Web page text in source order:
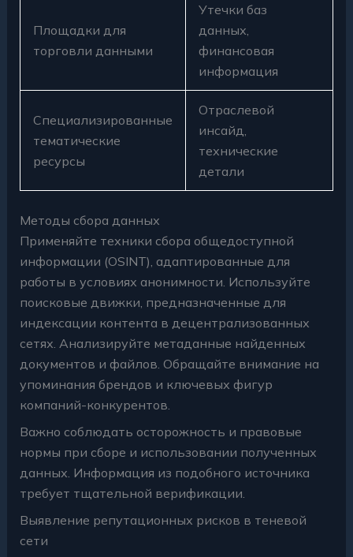
Площадки для
торговли данными
Утечки баз
данных,
финансовая
информация
Специализированные
тематические
ресурсы
Отраслевой
инсайд,
технические
детали
Методы сбора данных
Применяйте техники сбора общедоступной
информации (OSINT), адаптированные для
работы в условиях анонимности. Используйте
поисковые движки, предназначенные для
индексации контента в децентрализованных
сетях. Анализируйте метаданные найденных
документов и файлов. Обращайте внимание на
упоминания брендов и ключевых фигур
компаний-конкурентов.
Важно соблюдать осторожность и правовые
нормы при сборе и использовании полученных
данных. Информация из подобного источника
требует тщательной верификации.
Выявление репутационных рисков в теневой
сети